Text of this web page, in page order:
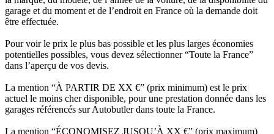
garage et du moment et de l’endroit en France où la demande doit
être effectuée.
Pour voir le prix le plus bas possible et les plus larges économies
potentielles possibles, vous devez sélectionner “Toute la France”
dans l’aperçu de vos devis.
La mention “À PARTIR DE XX €” (prix minimum) est le prix
actuel le moins cher disponible, pour une prestation donnée dans les
garages référencés sur Autobutler dans toute la France.
La mention “ÉCONOMISEZ JUSQU’À XX €” (prix maximum)